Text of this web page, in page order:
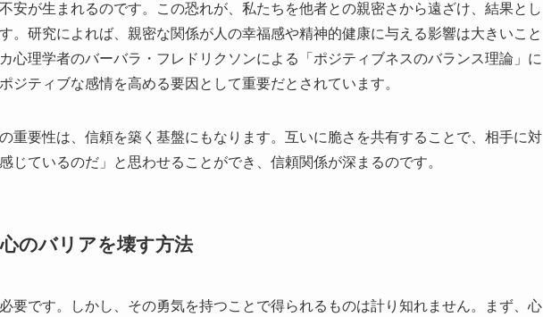
安が生まれるのです。この恐れが、私たちを他者との親密さから遠ざけ、結果とし
。研究によれば、親密な関係が人の幸福感や精神的健康に与える影響は大きいこと
心理学者のバーバラ・フレドリクソンによる「ポジティブネスのバランス理論」に
ジティブな感情を高める要因として重要だとされています。
重要性は、信頼を築く基盤にもなります。互いに脆さを共有することで、相手に対
じているのだ」と思わせることができ、信頼関係が深まるのです。
のバリアを壊す方法
要です。しかし、その勇気を持つことで得られるものは計り知れません。まず、心